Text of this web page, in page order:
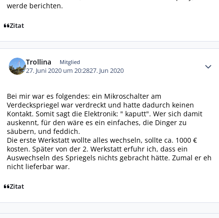
werde berichten.
Zitat
Trollina Mitglied
27. Juni 2020 um 20:2827. Jun 2020
Bei mir war es folgendes: ein Mikroschalter am
Verdeckspriegel war verdreckt und hatte dadurch keinen
Kontakt. Somit sagt die Elektronik: " kaputt". Wer sich damit
auskennt, für den wäre es ein einfaches, die Dinger zu
säubern, und feddich.
Die erste Werkstatt wollte alles wechseln, sollte ca. 1000 €
kosten. Später von der 2. Werkstatt erfuhr ich, dass ein
Auswechseln des Spriegels nichts gebracht hätte. Zumal er eh
nicht lieferbar war.
Zitat